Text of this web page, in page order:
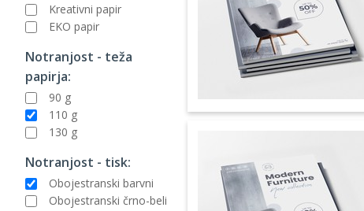
Kreativni papir
EKO papir
Notranjost - teža
papirja:
90 g
110 g
130 g
Notranjost - tisk:
Obojestranski barvni
Obojestranski črno-beli